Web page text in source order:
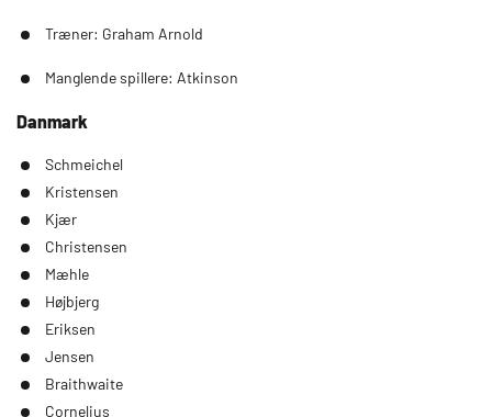
Træner: Graham Arnold
Manglende spillere: Atkinson
Danmark
Schmeichel
Kristensen
Kjær
Christensen
Mæhle
Højbjerg
Eriksen
Jensen
Braithwaite
Cornelius